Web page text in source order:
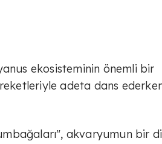
ekosisteminin önemli bir
adeta dans
akvaryumun bir